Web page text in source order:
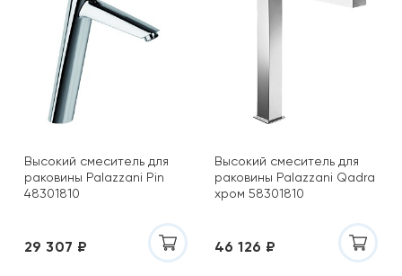
Высокий смеситель для
раковины Palazzani Pin
48301810
29 307 ₽
Высокий смеситель для
раковины Palazzani Qadra
хром 58301810
46 126 ₽